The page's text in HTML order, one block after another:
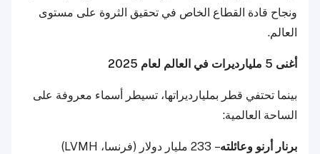
ونجاح قادة القطاع الخاص في تحقيق الثروة على مستوى
العالم.
أغنى 5 مليارديرات في العالم لعام 2025
بينما تحتفي قطر بمليارديراتها، تسيطر أسماء معروفة على
الساحة العالمية:
برنار أرنو وعائلته– 233 مليار دولار (فرنسا، LVMH)